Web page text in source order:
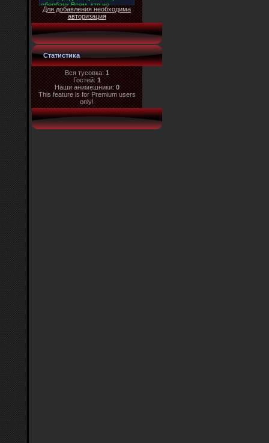
Для добавления необходима
авторизация
Статистика
Вся тусовка:1
Гостей:1
Наши анимешники:0
This feature is for Premium users
only!